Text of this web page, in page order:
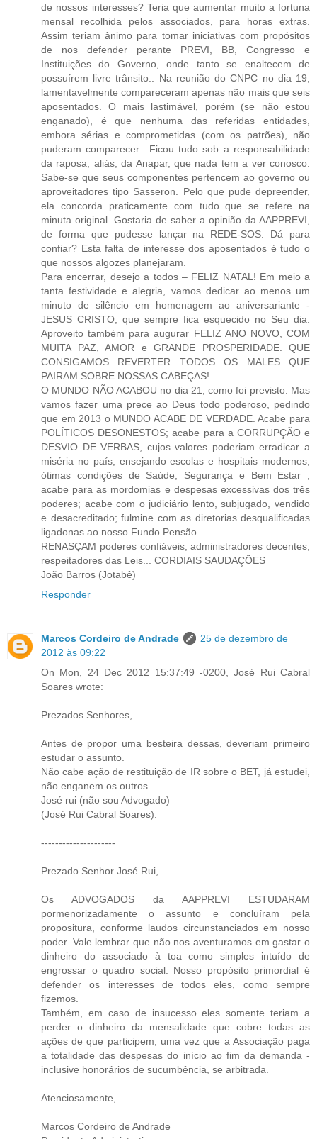
de nossos interesses? Teria que aumentar muito a fortuna
mensal recolhida pelos associados, para horas extras.
Assim teriam ânimo para tomar iniciativas com propósitos
de nos defender perante PREVI, BB, Congresso e
Instituições do Governo, onde tanto se enaltecem de
possuírem livre trânsito.. Na reunião do CNPC no dia 19,
lamentavelmente compareceram apenas não mais que seis
aposentados. O mais lastimável, porém (se não estou
enganado), é que nenhuma das referidas entidades,
embora sérias e comprometidas (com os patrões), não
puderam comparecer.. Ficou tudo sob a responsabilidade
da raposa, aliás, da Anapar, que nada tem a ver conosco.
Sabe-se que seus componentes pertencem ao governo ou
aproveitadores tipo Sasseron. Pelo que pude depreender,
ela concorda praticamente com tudo que se refere na
minuta original. Gostaria de saber a opinião da AAPPREVI,
de forma que pudesse lançar na REDE-SOS. Dá para
confiar? Esta falta de interesse dos aposentados é tudo o
que nossos algozes planejaram.
Para encerrar, desejo a todos – FELIZ NATAL! Em meio a
tanta festividade e alegria, vamos dedicar ao menos um
minuto de silêncio em homenagem ao aniversariante -
JESUS CRISTO, que sempre fica esquecido no Seu dia.
Aproveito também para augurar FELIZ ANO NOVO, COM
MUITA PAZ, AMOR e GRANDE PROSPERIDADE. QUE
CONSIGAMOS REVERTER TODOS OS MALES QUE
PAIRAM SOBRE NOSSAS CABEÇAS!
O MUNDO NÃO ACABOU no dia 21, como foi previsto. Mas
vamos fazer uma prece ao Deus todo poderoso, pedindo
que em 2013 o MUNDO ACABE DE VERDADE. Acabe para
POLÍTICOS DESONESTOS; acabe para a CORRUPÇÃO e
DESVIO DE VERBAS, cujos valores poderiam erradicar a
miséria no país, ensejando escolas e hospitais modernos,
ótimas condições de Saúde, Segurança e Bem Estar ;
acabe para as mordomias e despesas excessivas dos três
poderes; acabe com o judiciário lento, subjugado, vendido
e desacreditado; fulmine com as diretorias desqualificadas
ligadonas ao nosso Fundo Pensão.
RENASÇAM poderes confiáveis, administradores decentes,
respeitadores das Leis... CORDIAIS SAUDAÇÕES
João Barros (Jotabê)
Responder
Marcos Cordeiro de Andrade
25 de dezembro de
2012 às 09:22
On Mon, 24 Dec 2012 15:37:49 -0200, José Rui Cabral
Soares wrote:
Prezados Senhores,
Antes de propor uma besteira dessas, deveriam primeiro
estudar o assunto.
Não cabe ação de restituição de IR sobre o BET, já estudei,
não enganem os outros.
José rui (não sou Advogado)
(José Rui Cabral Soares).
---------------------
Prezado Senhor José Rui,
Os ADVOGADOS da AAPPREVI ESTUDARAM
pormenorizadamente o assunto e concluíram pela
propositura, conforme laudos circunstanciados em nosso
poder. Vale lembrar que não nos aventuramos em gastar o
dinheiro do associado à toa como simples intuído de
engrossar o quadro social. Nosso propósito primordial é
defender os interesses de todos eles, como sempre
fizemos.
Também, em caso de insucesso eles somente teriam a
perder o dinheiro da mensalidade que cobre todas as
ações de que participem, uma vez que a Associação paga
a totalidade das despesas do início ao fim da demanda -
inclusive honorários de sucumbência, se arbitrada.
Atenciosamente,
Marcos Cordeiro de Andrade